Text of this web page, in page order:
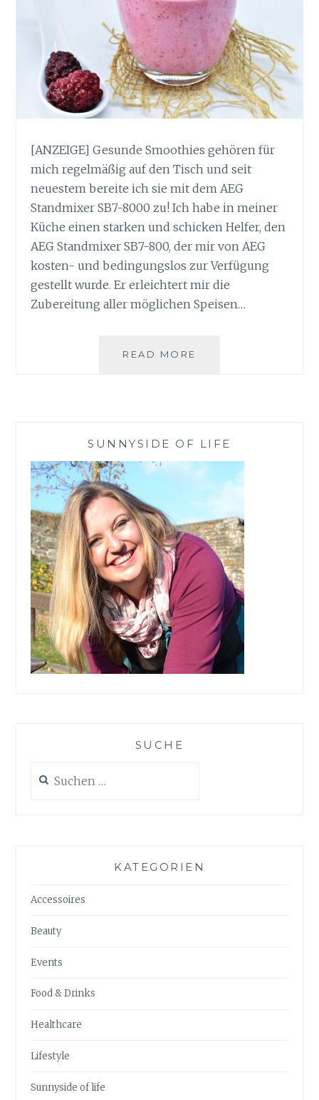
[ANZEIGE] Gesunde Smoothies gehören für
mich regelmäßig auf den Tisch und seit
neuestem bereite ich sie mit dem AEG
Standmixer SB7-8000 zu! Ich habe in meiner
Küche einen starken und schicken Helfer, den
AEG Standmixer SB7-800, der mir von AEG
kosten- und bedingungslos zur Verfügung
gestellt wurde. Er erleichtert mir die
Zubereitung aller möglichen Speisen…
READ MORE
SUNNYSIDE OF LIFE
SUCHE
nach:
KATEGORIEN
Accessoires
Beauty
Events
Food & Drinks
Healthcare
Lifestyle
Sunnyside of life